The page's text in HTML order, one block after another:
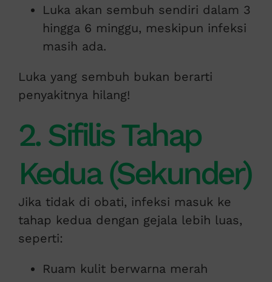
Luka akan sembuh sendiri dalam 3
hingga 6 minggu, meskipun infeksi
masih ada.
Luka yang sembuh bukan berarti
penyakitnya hilang!
2. Sifilis Tahap
Kedua (Sekunder)
Jika tidak di obati, infeksi masuk ke
tahap kedua dengan gejala lebih luas,
seperti:
Ruam kulit berwarna merah